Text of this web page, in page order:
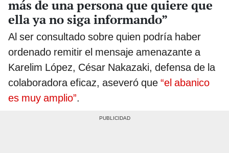
más de una persona que quiere que
ella ya no siga informando”
Al ser consultado sobre quien podría haber
ordenado remitir el mensaje amenazante a
Karelim López, César Nakazaki, defensa de la
colaboradora eficaz, aseveró que “el abanico
es muy amplio”.